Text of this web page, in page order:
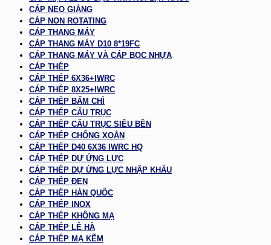
CÁP NEO GIẰNG
CÁP NON ROTATING
CÁP THANG MÁY
CÁP THANG MÁY D10 8*19FC
CÁP THANG MÁY VÀ CÁP BỌC NHỰA
CÁP THÉP
CÁP THÉP 6X36+IWRC
CÁP THÉP 8X25+IWRC
CÁP THÉP BẤM CHÌ
CÁP THÉP CẨU TRỤC
CÁP THÉP CẨU TRỤC SIÊU BỀN
CÁP THÉP CHỐNG XOẮN
CÁP THÉP D40 6X36 IWRC HQ
CÁP THÉP DỰ ỨNG LỰC
CÁP THÉP DỰ ỨNG LỰC NHẬP KHẨU
CÁP THÉP ĐEN
CÁP THÉP HÀN QUỐC
CÁP THÉP INOX
CÁP THÉP KHÔNG MẠ
CÁP THÉP LÊ HÀ
CÁP THÉP MẠ KẼM